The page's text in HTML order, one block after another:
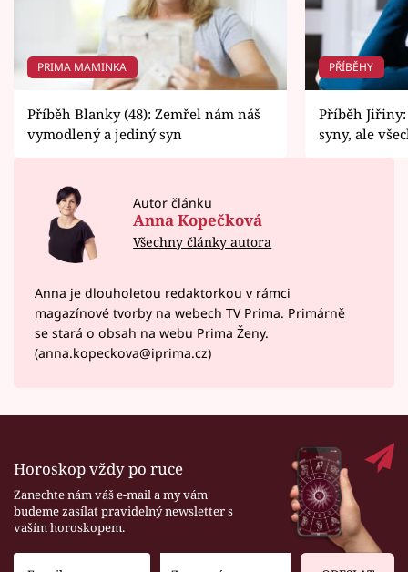
PRIMA MAMINKA
Příběh Blanky (48): Zemřel nám náš
vymodlený a jediný syn
PŘÍBĚHY
Příběh
syny, ale
Autor článku
Anna Kopečková
Všechny články autora
Anna je dlouholetou redaktorkou v rámci
magazínové tvorby na webech TV Prima. Primárně
se stará o obsah na webu Prima Ženy.
(anna.kopeckova@iprima.cz)
Horoskop vždy po ruce
Zanechte nám váš e-mail a my vám
budeme zasílat pravidelný newsletter s
vaším horoskopem.